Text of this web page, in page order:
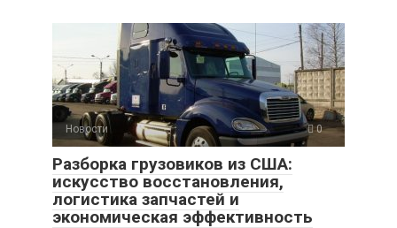
Новости 0
Разборка грузовиков из США:
искусство восстановления,
логистика запчастей и
экономическая эффективность